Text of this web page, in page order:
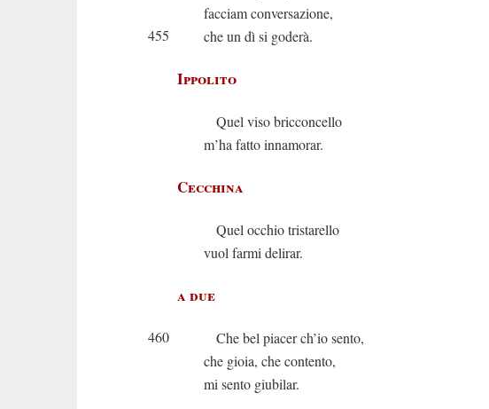
facciam conversazione,
455
che un dì si goderà.
Ippolito
Quel viso bricconcello
m’ha fatto innamorar.
Cecchina
Quel occhio tristarello
vuol farmi delirar.
a due
460
Che bel piacer ch’io sento,
che gioia, che contento,
mi sento giubilar.